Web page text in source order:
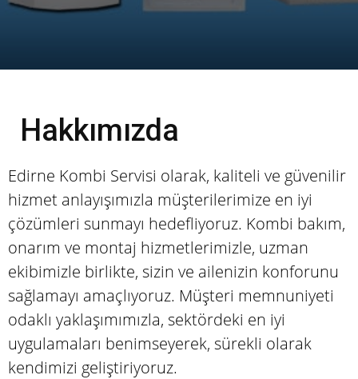
Hakkımızda
Edirne Kombi Servisi olarak, kaliteli ve güvenilir
hizmet anlayışımızla müşterilerimize en iyi
çözümleri sunmayı hedefliyoruz. Kombi bakım,
onarım ve montaj hizmetlerimizle, uzman
ekibimizle birlikte, sizin ve ailenizin konforunu
sağlamayı amaçlıyoruz. Müşteri memnuniyeti
odaklı yaklaşımımızla, sektördeki en iyi
uygulamaları benimseyerek, sürekli olarak
kendimizi geliştiriyoruz.